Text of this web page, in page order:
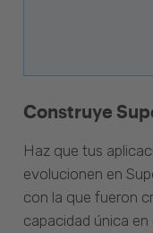
Construye
Haz que tus
evolucionen en
con la que fueron
capacidad única